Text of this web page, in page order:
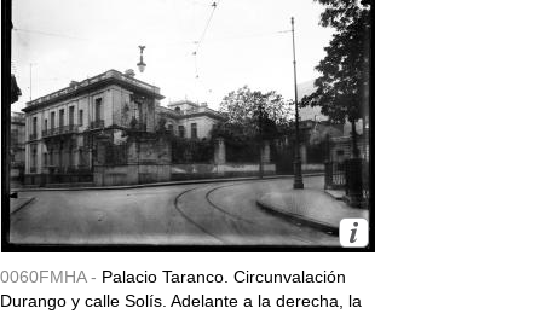
0060FMHA - Palacio Taranco. Circunvalación
Durango y calle Solís. Adelante a la derecha, la